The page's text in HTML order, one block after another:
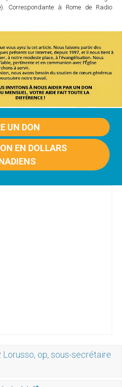
Correspondante à Rome de Radio
UN DON
EN DOLLARS
Lorusso, op, sous-secrétaire